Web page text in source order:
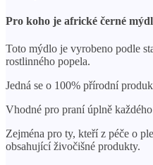
Pro koho je africké černé
Toto mýdlo je vyrobeno podle
rostlinného popela.
Jedná se o 100% přírodní
Vhodné pro praní úplně
Zejména pro ty, kteří z péče o
obsahující živočišné produkty.